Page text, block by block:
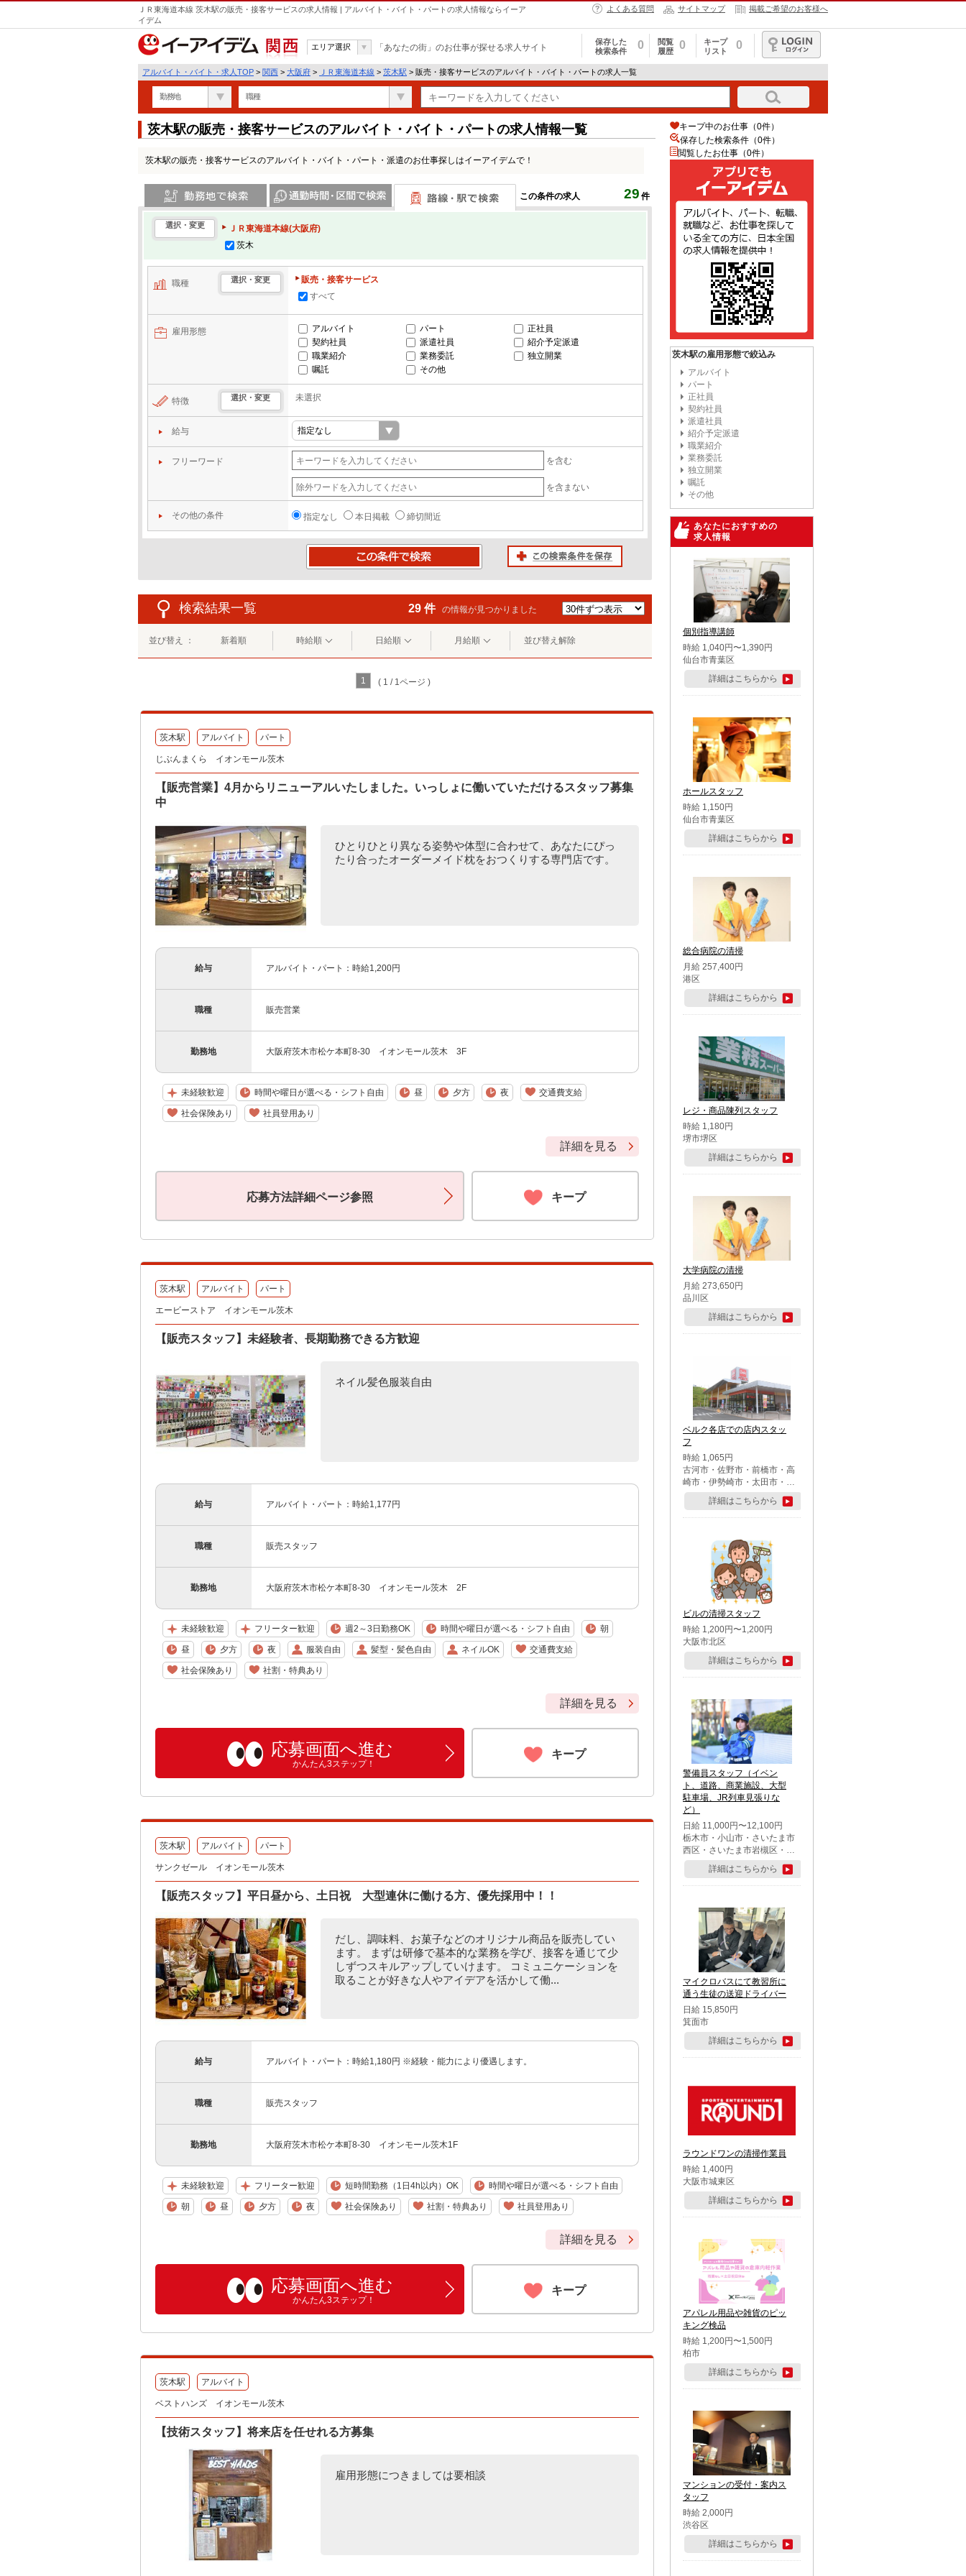
ＪＲ東海道本線 茨木駅の販売・接客サービスの求人情報 | アルバイト・バイト・パートの求人情報ならイーア
イデム
よくある質問 サイトマップ 掲載ご希望のお客様へ
関西
エリア選択 「あなたの街」のお仕事が探せる求人サイト
保存した
検索条件
0
閲覧
履歴
0
キープ
リスト
0
ログイン
アルバイト・バイト・求人TOP > 関西 > 大阪府 > ＪＲ東海道本線 > 茨木駅 > 販売・接客サービスのアルバイト・バイト・パートの求人一覧
勤務地 職種
茨木駅の販売・接客サービスのアルバイト・バイト・パートの求人情報一覧
茨木駅の販売・接客サービスのアルバイト・バイト・パート・派遣のお仕事探しはイーアイデムで！
この条件の求人 29 件
選択・変更
ＪＲ東海道本線(大阪府)
茨木
職種 選択・変更
販売・接客サービス
すべて
雇用形態 アルバイト パート
正社員
契約社員
派遣社員
紹介予定派遣
職業紹介
業務委託
独立開業
嘱託
その他
特徴 選択・変更 未選択
給与
フリーワード を含む
を含まない
その他の条件 指定なし 本日掲載 締切間近
検索結果一覧 29 件 の情報が見つかりました
並び替え ： 新着順 時給順 日給順 月給順 並び替え解除
1 ( 1 / 1ページ )
茨木駅 アルバイト パート
じぶんまくら イオンモール茨木
【販売営業】4月からリニューアルいたしました。いっしょに働いていただけるスタッフ募集
中
ひとりひとり異なる姿勢や体型に合わせて、あなたにぴっ
たり合ったオーダーメイド枕をおつくりする専門店です。
給与 アルバイト・パート：時給1,200円
職種 販売営業
勤務地 大阪府茨木市松ケ本町8-30 イオンモール茨木 3F
未経験歓迎 時間や曜日が選べる・シフト自由 昼 夕方 夜 交通費支給
社会保険あり 社員登用あり
詳細を見る
応募方法詳細ページ参照 キープ
茨木駅 アルバイト パート
エービーストア イオンモール茨木
【販売スタッフ】未経験者、長期勤務できる方歓迎
ネイル髪色服装自由
給与 アルバイト・パート：時給1,177円
職種 販売スタッフ
勤務地 大阪府茨木市松ケ本町8-30 イオンモール茨木 2F
未経験歓迎 フリーター歓迎 週2～3日勤務OK 時間や曜日が選べる・シフト自由 朝
昼 夕方 夜 服装自由 髪型・髪色自由 ネイルOK 交通費支給
社会保険あり 社割・特典あり
詳細を見る
応募画面へ進む
かんたん3ステップ！
キープ
茨木駅 アルバイト パート
サンクゼール イオンモール茨木
【販売スタッフ】平日昼から、土日祝 大型連休に働ける方、優先採用中！！
だし、調味料、お菓子などのオリジナル商品を販売してい
ます。 まずは研修で基本的な業務を学び、接客を通じて少
しずつスキルアップしていけます。 コミュニケーションを
取ることが好きな人やアイデアを活かして働...
給与 アルバイト・パート：時給1,180円 ※経験・能力により優遇します。
職種 販売スタッフ
勤務地 大阪府茨木市松ケ本町8-30 イオンモール茨木1F
未経験歓迎 フリーター歓迎 短時間勤務（1日4h以内）OK 時間や曜日が選べる・シフト自由
朝 昼 夕方 夜 社会保険あり 社割・特典あり 社員登用あり
詳細を見る
応募画面へ進む
かんたん3ステップ！
キープ
茨木駅 アルバイト
ベストハンズ イオンモール茨木
【技術スタッフ】将来店を任せれる方募集
雇用形態につきましては要相談
キープ中のお仕事（0件）
保存した検索条件（0件）
閲覧したお仕事（0件）
茨木駅の雇用形態で絞込み
アルバイト
パート
正社員
契約社員
派遣社員
紹介予定派遣
職業紹介
業務委託
独立開業
嘱託
その他
あなたにおすすめの
求人情報
個別指導講師
時給 1,040円〜1,390円
仙台市青葉区
詳細はこちらから
ホールスタッフ
時給 1,150円
仙台市青葉区
詳細はこちらから
総合病院の清掃
月給 257,400円
港区
詳細はこちらから
レジ・商品陳列スタッフ
時給 1,180円
堺市堺区
詳細はこちらから
大学病院の清掃
月給 273,650円
品川区
詳細はこちらから
ベルク各店での店内スタッ
フ
時給 1,065円
古河市・佐野市・前橋市・高
崎市・伊勢崎市・太田市・館
林市・藤岡市・大泉町・さい
たま市北区・川越市・熊谷
市・行田市・秩父市・所沢
市・鶴ケ島市・千葉市中央
区・市川市・松戸市・習志野
市・柏市・流山市・八千代
市・足立区・江戸川区・八王
子市・町田市
詳細はこちらから
ビルの清掃スタッフ
時給 1,200円〜1,200円
大阪市北区
詳細はこちらから
警備員スタッフ（イベン
ト、道路、商業施設、大型
駐車場、JR列車見張りな
ど）
日給 11,000円〜12,100円
栃木市・小山市・さいたま市
西区・さいたま市岩槻区・久
喜市・蓮田市
詳細はこちらから
マイクロバスにて教習所に
通う生徒の送迎ドライバー
日給 15,850円
箕面市
詳細はこちらから
ラウンドワンの清掃作業員
時給 1,400円
大阪市城東区
詳細はこちらから
アパレル用品や雑貨のピッ
キング検品
時給 1,200円〜1,500円
柏市
詳細はこちらから
マンションの受付・案内ス
タッフ
時給 2,000円
渋谷区
詳細はこちらから